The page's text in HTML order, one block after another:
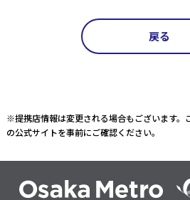
戻る
※提携店情報は変更される場合もございます。
の公式サイトを事前にご確認ください。